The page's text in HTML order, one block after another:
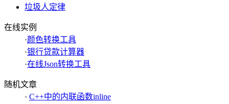
垃圾人定律
在线实例
·颜色转换工具
·银行贷款计算器
·在线Json转换工具
随机文章
· C++中的内联函数inline